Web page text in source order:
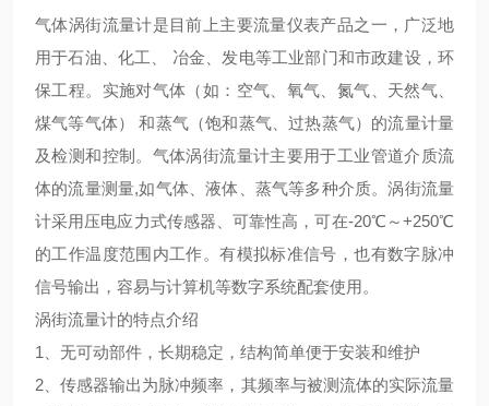
气体涡街流量计是目前上主要流量仪表产品之一，广泛地
用于石油、化工、 冶金、发电等工业部门和市政建设，环
保工程。实施对气体（如：空气、氧气、氮气、天然气、
煤气等气体） 和蒸气（饱和蒸气、过热蒸气）的流量计量
及检测和控制。气体涡街流量计主要用于工业管道介质流
体的流量测量,如气体、液体、蒸气等多种介质。涡街流量
计采用压电应力式传感器、可靠性高，可在-20℃～+250℃
的工作温度范围内工作。有模拟标准信号，也有数字脉冲
信号输出，容易与计算机等数字系统配套使用。
涡街流量计的特点介绍
1、无可动部件，长期稳定，结构简单便于安装和维护
2、传感器输出为脉冲频率，其频率与被测流体的实际流量